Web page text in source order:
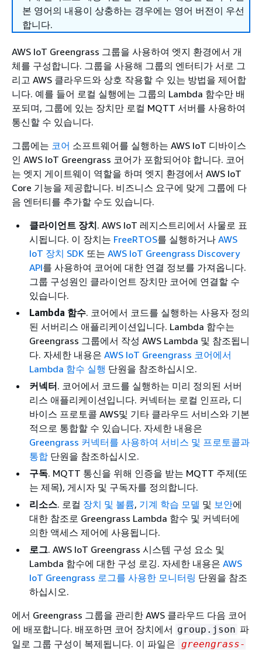
본 영어의 내용이 상충하는 경우에는 영어 버전이 우선
합니다.
AWS IoT Greengrass 그룹을 사용하여 엣지 환경에서 개
체를 구성합니다. 그룹을 사용해 그룹의 엔터티가 서로 그
리고 AWS 클라우드와 상호 작용할 수 있는 방법을 제어합
니다. 예를 들어 로컬 실행에는 그룹의 Lambda 함수만 배
포되며, 그룹에 있는 장치만 로컬 MQTT 서버를 사용하여
통신할 수 있습니다.
그룹에는 코어 소프트웨어를 실행하는 AWS IoT 디바이스
인 AWS IoT Greengrass 코어가 포함되어야 합니다. 코어
는 엣지 게이트웨이 역할을 하며 엣지 환경에서 AWS IoT
Core 기능을 제공합니다. 비즈니스 요구에 맞게 그룹에 다
음 엔터티를 추가할 수도 있습니다.
클라이언트 장치. AWS IoT 레지스트리에서 사물로 표
시됩니다. 이 장치는 FreeRTOS를 실행하거나 AWS
IoT 장치 SDK 또는 AWS IoT Greengrass Discovery
API를 사용하여 코어에 대한 연결 정보를 가져옵니다.
그룹 구성원인 클라이언트 장치만 코어에 연결할 수
있습니다.
Lambda 함수. 코어에서 코드를 실행하는 사용자 정의
된 서버리스 애플리케이션입니다. Lambda 함수는
Greengrass 그룹에서 작성 AWS Lambda 및 참조됩니
다. 자세한 내용은 AWS IoT Greengrass 코어에서
Lambda 함수 실행 단원을 참조하십시오.
커넥터. 코어에서 코드를 실행하는 미리 정의된 서버
리스 애플리케이션입니다. 커넥터는 로컬 인프라, 디
바이스 프로토콜 AWS및 기타 클라우드 서비스와 기본
적으로 통합할 수 있습니다. 자세한 내용은
Greengrass 커넥터를 사용하여 서비스 및 프로토콜과
통합 단원을 참조하십시오.
구독. MQTT 통신을 위해 인증을 받는 MQTT 주제(또
는 제목), 게시자 및 구독자를 정의합니다.
리소스. 로컬 장치 및 볼륨, 기계 학습 모델 및 보안에
대한 참조로 Greengrass Lambda 함수 및 커넥터에
의한 액세스 제어에 사용됩니다.
로그. AWS IoT Greengrass 시스템 구성 요소 및
Lambda 함수에 대한 구성 로깅. 자세한 내용은 AWS
IoT Greengrass 로그를 사용한 모니터링 단원을 참조
하십시오.
에서 Greengrass 그룹을 관리한 AWS 클라우드 다음 코어
에 배포합니다. 배포하면 코어 장치에서 group.json 파
일로 그룹 구성이 복제됩니다. 이 파일은 greengrass-